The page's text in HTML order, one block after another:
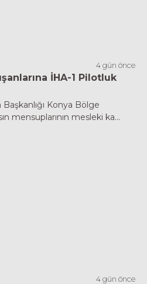
4 gün önce
İHA-1 Pilotluk
Konya Bölge
mensuplarının mesleki ka...
4 gün önce